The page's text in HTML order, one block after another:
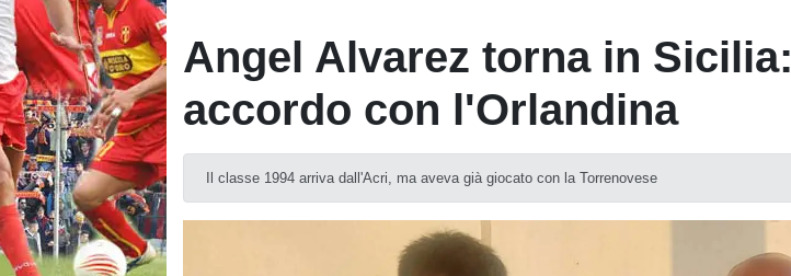
Angel Alvarez torna in Sicilia:
accordo con l'Orlandina
Il classe 1994 arriva dall'Acri, ma aveva già giocato con la Torrenovese